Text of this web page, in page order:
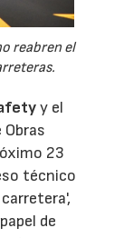
reabren el
y el
23
técnico
de